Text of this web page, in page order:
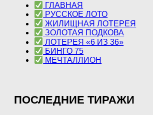
ГЛАВНАЯ
РУССКОЕ ЛОТО
ЖИЛИЩНАЯ ЛОТЕРЕЯ
ЗОЛОТАЯ ПОДКОВА
ЛОТЕРЕЯ «6 ИЗ 36»
БИНГО 75
МЕЧТАЛЛИОН
ПОСЛЕДНИЕ ТИРАЖИ